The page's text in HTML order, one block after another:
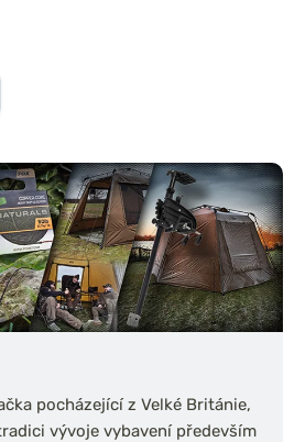
pocházející z Velké Británie,
vývoje vybavení především